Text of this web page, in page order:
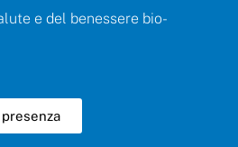
e del benessere bio-